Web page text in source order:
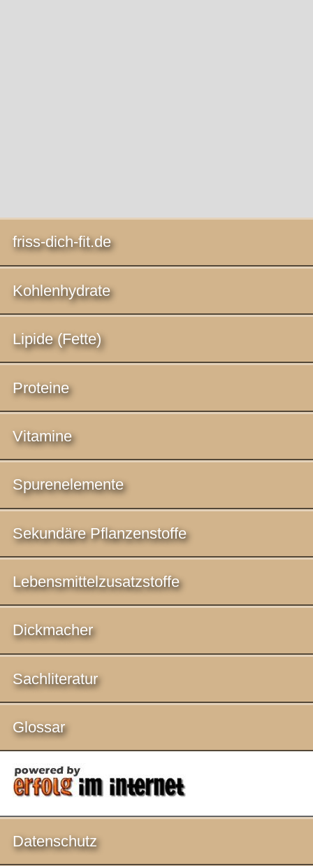
friss-dich-fit.de
Kohlenhydrate
Lipide (Fette)
Proteine
Vitamine
Spurenelemente
Sekundäre Pflanzenstoffe
Lebensmittelzusatzstoffe
Dickmacher
Sachliteratur
Glossar
Datenschutz